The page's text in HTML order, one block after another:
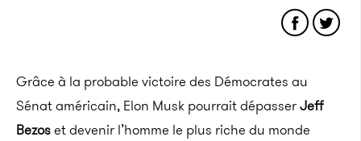
Grâce à la probable victoire des Démocrates au
Sénat américain, Elon Musk pourrait dépasserJeff
Bezoset devenir l’homme le plus riche du monde